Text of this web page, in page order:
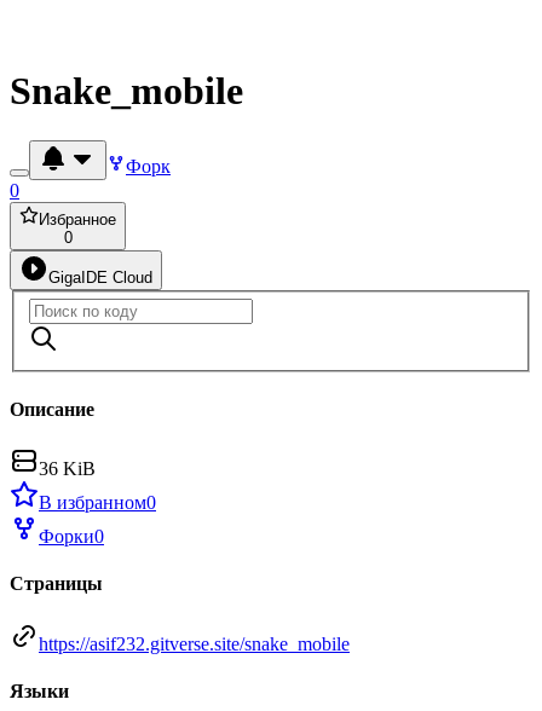
Snake_mobile
Форк
0
Избранное
0
GigaIDE Cloud
Описание
36 KiB
В избранном0
Форки0
Страницы
https://asif232.gitverse.site/snake_mobile
Языки